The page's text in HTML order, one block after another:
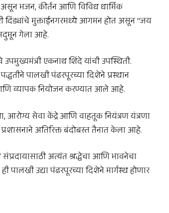
भजन, कीर्तन आणि विविध धार्मिक
दिंड्यांचे मुक्ताईनगरमध्ये आगमन होत असून “जय
गेला आहे.
एकनाथ शिंदे यांची उपस्थिती.
पालखी पंढरपूरच्या दिशेने प्रस्थान
व्यापक नियोजन करण्यात आले आहे.
आरोग्य सेवा केंद्रे आणि वाहतूक नियंत्रण यंत्रणा
अतिरिक्त बंदोबस्त तैनात केला आहे.
अत्यंत श्रद्धेचा आणि भावनेचा
उद्या पंढरपूरच्या दिशेने मार्गस्थ होणार